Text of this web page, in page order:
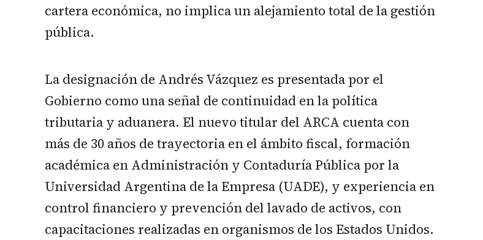
cartera económica, no implica un alejamiento total de la gestión
pública.
La designación de Andrés Vázquez es presentada por el
Gobierno como una señal de continuidad en la política
tributaria y aduanera. El nuevo titular del ARCA cuenta con
más de 30 años de trayectoria en el ámbito fiscal, formación
académica en Administración y Contaduría Pública por la
Universidad Argentina de la Empresa (UADE), y experiencia en
control financiero y prevención del lavado de activos, con
capacitaciones realizadas en organismos de los Estados Unidos.